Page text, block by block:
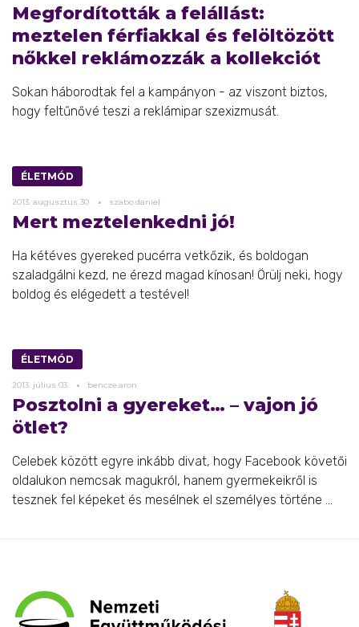
Megfordították a felállást:
meztelen férfiakkal és felöltözött
nőkkel reklámozzák a kollekciót
Sokan háborodtak fel a kampányon - az viszont biztos,
hogy feltűnővé teszi a reklámipar szexizmusát.
ÉLETMÓD
2013. augusztus 30. szabo.daniel
Mert meztelenkedni jó!
Ha kétéves gyereked pucérra vetkőzik, és boldogan
szaladgálni kezd, ne érezd magad kínosan! Örülj neki, hogy
boldog és elégedett a testével!
ÉLETMÓD
2013. július 03. bencze.aron
Posztolni a gyereket… – vajon jó
ötlet?
Celebek között egyre inkább divat, hogy Facebook követői
oldalukon nemcsak magukról, hanem gyermekeikről is
tesznek fel képeket és mesélnek el személyes történe ...